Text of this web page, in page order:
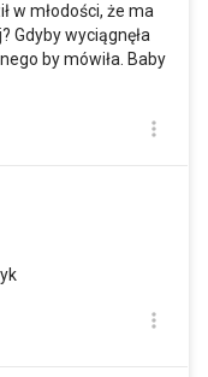
w młodości, że ma
Gdyby wyciągnęła
by mówiła. Baby